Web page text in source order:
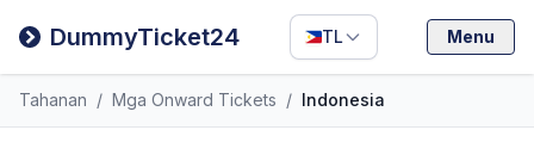
DummyTicket24 TL
Filipino
Deutsch
Español
Menu
Tahanan / Mga Onward Tickets / Indonesia